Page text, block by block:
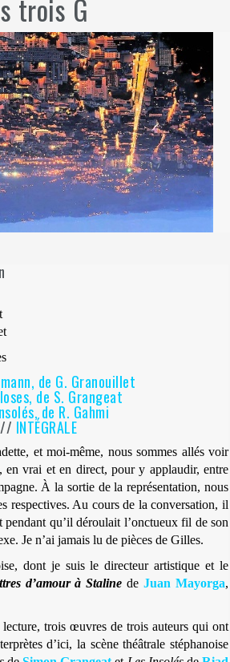
trois G
de G. Granouillet
de S. Grangeat
de R. Gahmi
// INTÉGRALE
et moi-même, nous sommes allés voir
en vrai et en direct, pour y applaudir, entre
À la sortie de la représentation, nous
respectives. Au cours de la conversation, il
pendant qu’il déroulait l’onctueux fil de son
Je n’ai jamais lu de pièces de Gilles.
dont je suis le directeur artistique et le
d’amour à Staline deJuan Mayorga,
trois œuvres de trois auteurs qui ont
d’ici, la scène théâtrale stéphanoise